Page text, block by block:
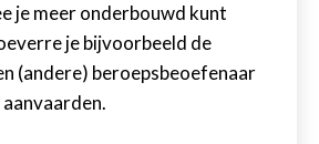
je meer onderbouwd kunt
je bijvoorbeeld de
(andere) beroepsbeoefenaar